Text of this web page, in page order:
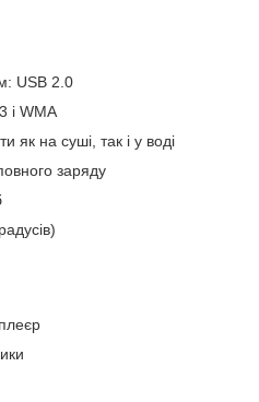
USB 2.0
і WMA
як на суші, так і у воді
заряду